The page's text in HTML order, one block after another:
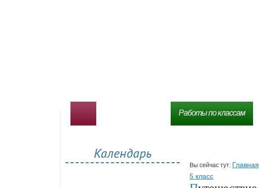
Работы по классам
Вы сейчас тут: Главная
5 класс
Календарь